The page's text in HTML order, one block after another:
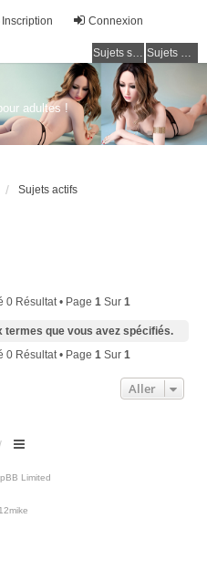
Connexion
Inscription
Sujets sans réponse Sujets actifs
adultes !
Sujets actifs
0 Résultat • Page 1 Sur 1
que vous avez spécifiés.
0 Résultat • Page 1 Sur 1
Aller
Limited